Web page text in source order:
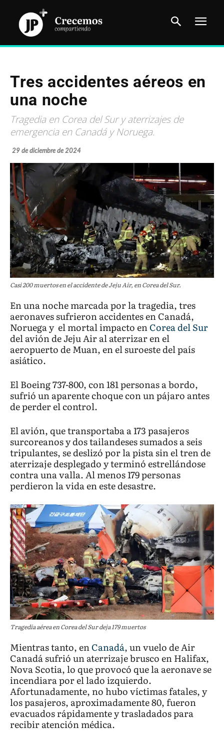
Tres accidentes aéreos en
una noche
Tragedia en Corea del Sur y aterrizajes de
emergencia en Canadá y Noruega.
29 de diciembre de 2024
Casi 200 muertos en el accidente de Jeju Air, en Corea del Sur.
En una noche marcada por la tragedia, tres
aeronaves sufrieron accidentes en Canadá,
Noruega y el mortal impacto enCorea del Sur
del avión de Jeju Air al aterrizar en el
aeropuerto de Muan, en el suroeste del país
asiático.
El Boeing 737-800, con 181 personas a bordo,
sufrió un aparente choque con un pájaro antes
de perder el control.
El avión, que transportaba a 173 pasajeros
surcoreanos y dos tailandeses sumados a seis
tripulantes, se deslizó por la pista sin el tren de
aterrizaje desplegado y terminó estrellándose
contra una valla. Al menos 179 personas
perdieron la vida en este desastre.
Tragedia aérea en Corea del Sur deja 179 muertos
Mientras tanto, enCanadá, un vuelo de Air
Canadá sufrió un aterrizaje brusco en Halifax,
Nova Scotia, lo que provocó que la aeronave se
incendiara por el lado izquierdo.
Afortunadamente, no hubo víctimas fatales, y
los pasajeros, aproximadamente 80, fueron
evacuados rápidamente y trasladados para
recibir atención médica.